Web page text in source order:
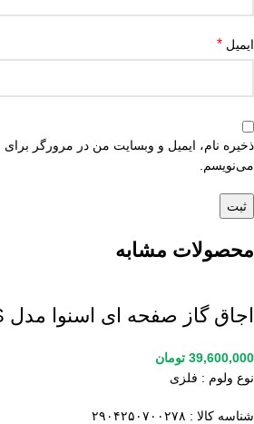
ایمیل *
ذخیره نام، ایمیل و وبسایت من در مرورگر برای
می‌نویسم.
محصولات مشابه
اجاق گاز صفحه ای اسنوا مدل SGH5-6801S
39,600,000 تومان
نوع ولوم : فلزی
شناسه کالا : ۲۹۰۴۲۵۰۷۰۰۲۷۸